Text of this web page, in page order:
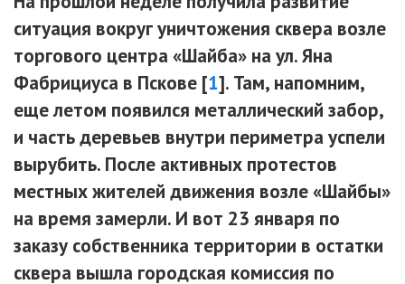
ситуация вокруг уничтожения сквера возле
торгового центра «Шайба» на ул. Яна
Фабрициуса в Пскове [1]. Там, напомним,
еще летом появился металлический забор,
и часть деревьев внутри периметра успели
вырубить. После активных протестов
местных жителей движения возле «Шайбы»
на время замерли. И вот 23 января по
заказу собственника территории в остатки
сквера вышла городская комиссия по